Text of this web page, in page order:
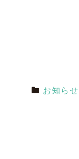
お知らせ